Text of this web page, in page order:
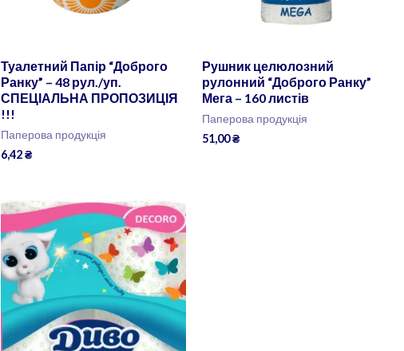
Туалетний Папір “Доброго
Ранку” – 48 рул./уп.
СПЕЦІАЛЬНА ПРОПОЗИЦІЯ
!!!
Паперова продукція
6,42₴
Рушник целюлозний
рулонний “Доброго Ранку”
Мега – 160 листів
Паперова продукція
51,00₴